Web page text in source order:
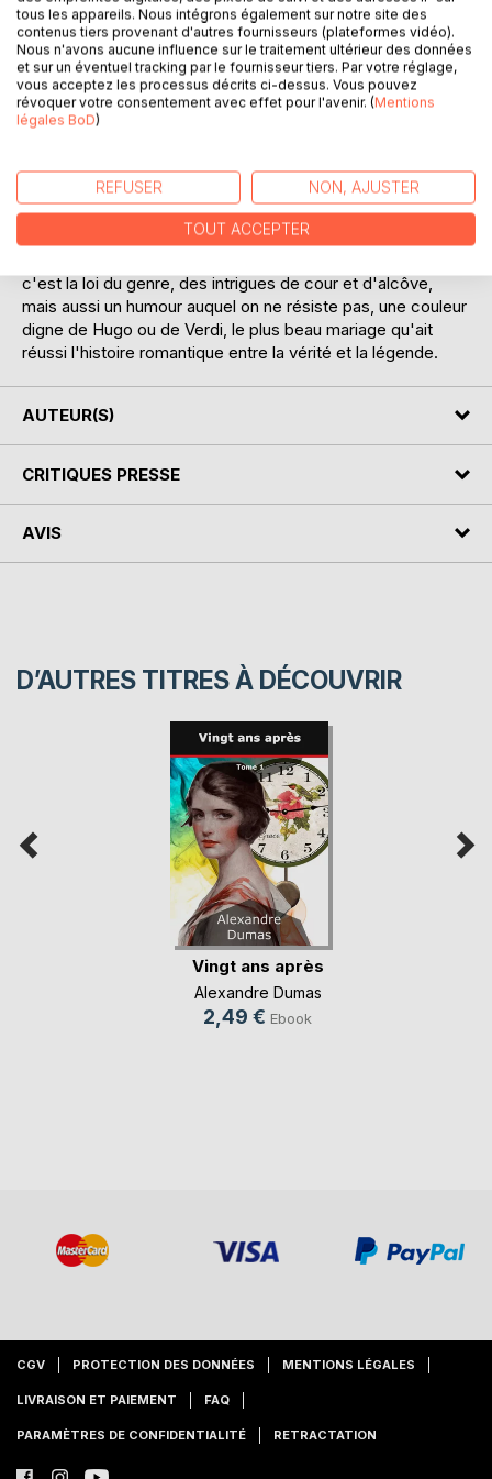
Tout le monde a lu, lit ou lira Les Trois Mousquetaires. A la
fin du roman, les héros paraissent un peu fatigués, et on les
comprend après tant de chevauchées et d'exploits. Mais
Vingt ans après, ils reprennent vie et repartent vers les
de pétulance et d'enthousiasme romanesque. " Les Trois
Mousquetaires " évoquait le siège de La Rochelle et
l'assassinat de Buckingham. Vingt ans après, c'est la
Fronde, de folles duchesses, un cardinal de plus : Retz,
c'est la loi du genre, des intrigues de cour et d'alcôve,
mais aussi un humour auquel on ne résiste pas, une couleur
digne de Hugo ou de Verdi, le plus beau mariage qu'ait
réussi l'histoire romantique entre la vérité et la légende.
AUTEUR(S)
CRITIQUES PRESSE
AVIS
D’AUTRES TITRES À DÉCOUVRIR
Vingt ans après
Alexandre Dumas
2,49 € Ebook
CGV PROTECTION DES DONNÉES MENTIONS LÉGALES
LIVRAISON ET PAIEMENT FAQ
PARAMÈTRES DE CONFIDENTIALITÉ RETRACTATION
tous les appareils. Nous intégrons également sur notre site des
contenus tiers provenant d'autres fournisseurs (plateformes vidéo).
Nous n'avons aucune influence sur le traitement ultérieur des données
et sur un éventuel tracking par le fournisseur tiers. Par votre réglage,
vous acceptez les processus décrits ci-dessus. Vous pouvez
révoquer votre consentement avec effet pour l'avenir. (Mentions
légales BoD)
REFUSER NON, AJUSTER
TOUT ACCEPTER